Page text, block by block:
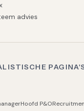
advies
Hoofd P&O